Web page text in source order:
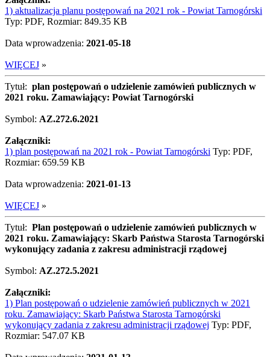
1) aktualizacja planu postępowań na 2021 rok - Powiat Tarnogórski
Typ: PDF, Rozmiar: 849.35 KB
Data wprowadzenia: 2021-05-18
WIĘCEJ »
Tytuł: plan postępowań o udzielenie zamówień publicznych w
2021 roku. Zamawiający: Powiat Tarnogórski
Symbol: AZ.272.6.2021
Załączniki:
1) plan postępowań na 2021 rok - Powiat Tarnogórski Typ: PDF,
Rozmiar: 659.59 KB
Data wprowadzenia: 2021-01-13
WIĘCEJ »
Tytuł: Plan postępowań o udzielenie zamówień publicznych w
2021 roku. Zamawiający: Skarb Państwa Starosta Tarnogórski
wykonujący zadania z zakresu administracji rządowej
Symbol: AZ.272.5.2021
Załączniki:
1) Plan postępowań o udzielenie zamówień publicznych w 2021
roku. Zamawiający: Skarb Państwa Starosta Tarnogórski
wykonujący zadania z zakresu administracji rządowej Typ: PDF,
Rozmiar: 547.07 KB